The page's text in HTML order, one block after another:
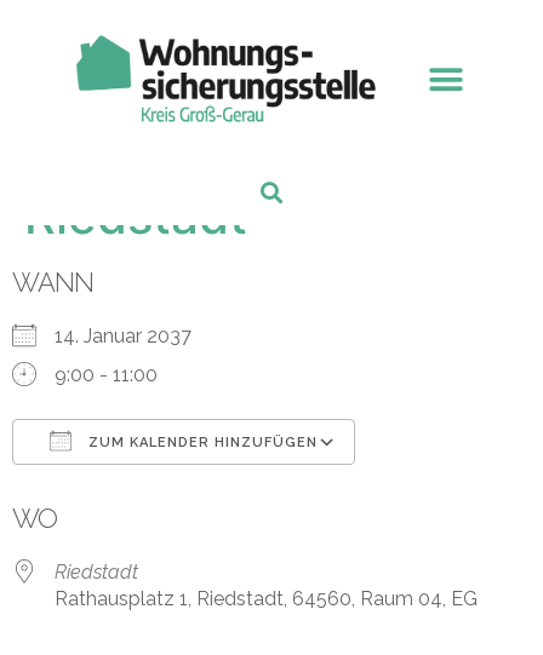
Riedstadt
WANN
14. Januar 2037
9:00 - 11:00
ZUM KALENDER HINZUFÜGEN
WO
Riedstadt
Rathausplatz 1, Riedstadt, 64560, Raum 04, EG